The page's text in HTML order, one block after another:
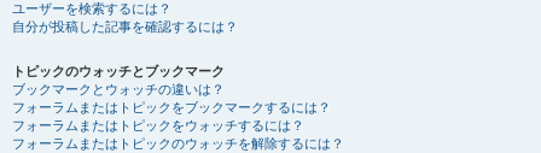
ユーザーを検索するには？
自分が投稿した記事を確認するには？
トピックのウォッチとブックマーク
ブックマークとウォッチの違いは？
フォーラムまたはトピックをブックマークするには？
フォーラムまたはトピックをウォッチするには？
フォーラムまたはトピックのウォッチを解除するには？